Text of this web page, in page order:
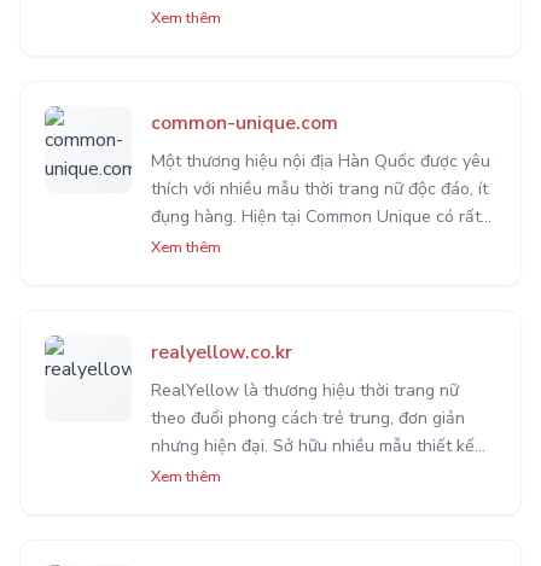
mĩ nhằm tôn lên vẻ đẹp hiện đại, quí phải
Xem thêm
common-unique.com
Một thương hiệu nội địa Hàn Quốc được yêu
thích với nhiều mẫu thời trang nữ độc đáo, ít
đụng hàng. Hiện tại Common Unique có rất
nhiều mặt hàng độc quyền rất đáng để chị
Xem thêm
realyellow.co.kr
RealYellow là thương hiệu thời trang nữ
theo đuổi phong cách trẻ trung, đơn giản
nhưng hiện đại. Sở hữu nhiều mẫu thiết kế
độc quyền. Giá cả cũng rất sinh viên và phù
Xem thêm